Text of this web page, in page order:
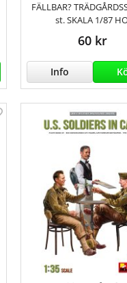
FÄLLBAR?
st. SKALA 1/87
60 kr
Info